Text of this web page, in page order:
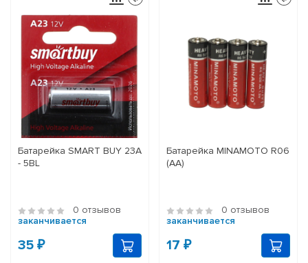
Батарейка SMART BUY 23A
- 5BL
0 отзывов
заканчивается
35 ₽
Батарейка MINAMOTO R06
(АА)
0 отзывов
заканчивается
17 ₽